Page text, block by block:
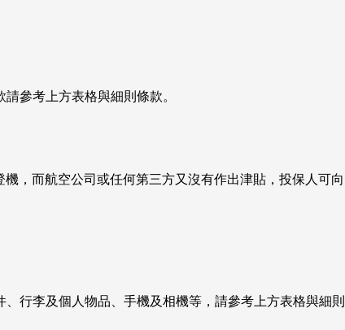
參考上方表格與細則條款。
，而航空公司或任何第三方又沒有作出津貼，投保人可向
行李及個人物品、手機及相機等，請參考上方表格與細則